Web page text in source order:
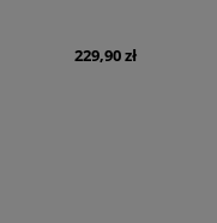
229,90 zł